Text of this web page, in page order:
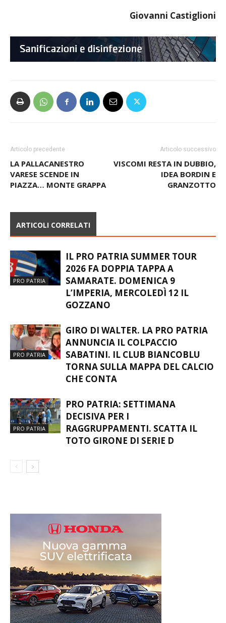
Giovanni Castiglioni
Articolo precedente
LA PALLACANESTRO
VARESE SCENDE IN
PIAZZA… MONTE GRAPPA
Articolo successivo
VISCOMI RESTA IN DUBBIO,
IDEA BORDIN E
GRANZOTTO
ARTICOLI CORRELATI
PRO PATRIA
IL PRO PATRIA SUMMER TOUR
2026 FA DOPPIA TAPPA A
SAMARATE. DOMENICA 9
L’IMPERIA, MERCOLEDÌ 12 IL
GOZZANO
PRO PATRIA
GIRO DI WALTER. LA PRO PATRIA
ANNUNCIA IL COLPACCIO
SABATINI. IL CLUB BIANCOBLU
TORNA SULLA MAPPA DEL CALCIO
CHE CONTA
PRO PATRIA
PRO PATRIA: SETTIMANA
DECISIVA PER I
RAGGRUPPAMENTI. SCATTA IL
TOTO GIRONE DI SERIE D